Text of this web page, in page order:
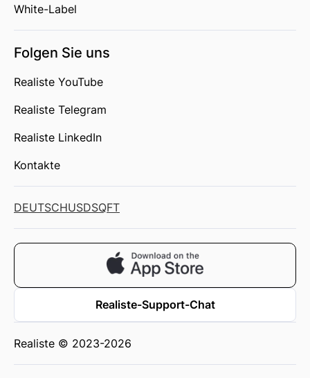
White-Label
Folgen Sie uns
Realiste YouTube
Realiste Telegram
Realiste LinkedIn
Kontakte
DEUTSCHUSDSQFT
Realiste-Support-Chat
Realiste © 2023-2026